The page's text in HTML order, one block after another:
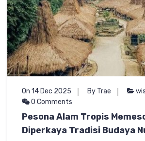
On 14 Dec 2025 By Trae
0 Comments
Pesona Alam Tropis
Diperkaya Tradisi Budaya